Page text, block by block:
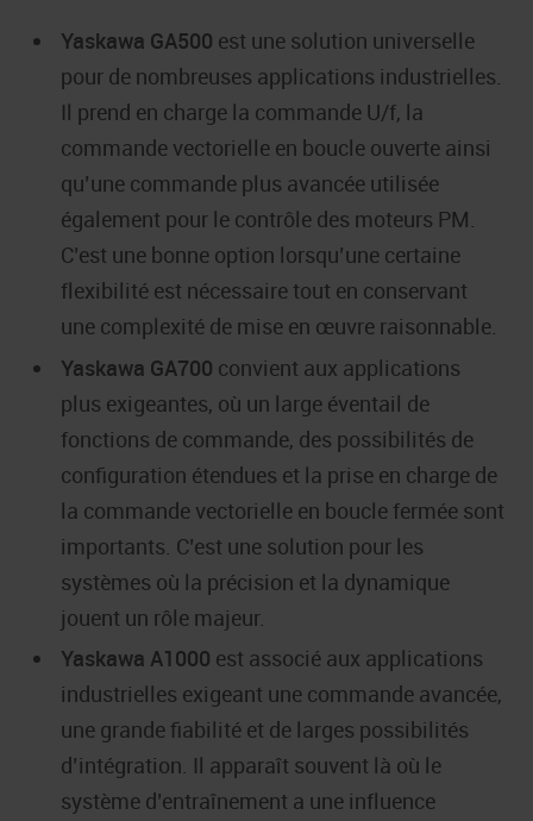
Yaskawa GA500 est une solution universelle
pour de nombreuses applications industrielles.
Il prend en charge la commande U/f, la
commande vectorielle en boucle ouverte ainsi
qu’une commande plus avancée utilisée
également pour le contrôle des moteurs PM.
C’est une bonne option lorsqu’une certaine
flexibilité est nécessaire tout en conservant
une complexité de mise en œuvre raisonnable.
Yaskawa GA700 convient aux applications
plus exigeantes, où un large éventail de
fonctions de commande, des possibilités de
configuration étendues et la prise en charge de
la commande vectorielle en boucle fermée sont
importants. C’est une solution pour les
systèmes où la précision et la dynamique
jouent un rôle majeur.
Yaskawa A1000 est associé aux applications
industrielles exigeant une commande avancée,
une grande fiabilité et de larges possibilités
d’intégration. Il apparaît souvent là où le
système d’entraînement a une influence